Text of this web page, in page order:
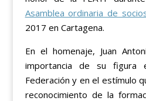
Asamblea ordinaria de
2017 en Cartagena.
En el homenaje, Juan
importancia de su
Federación y en el estímulo
reconocimiento de la